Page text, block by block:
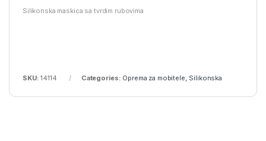
Silikonska maskica sa tvrdim rubovima
SKU:14114 Categories: Oprema za mobitele Silikonska